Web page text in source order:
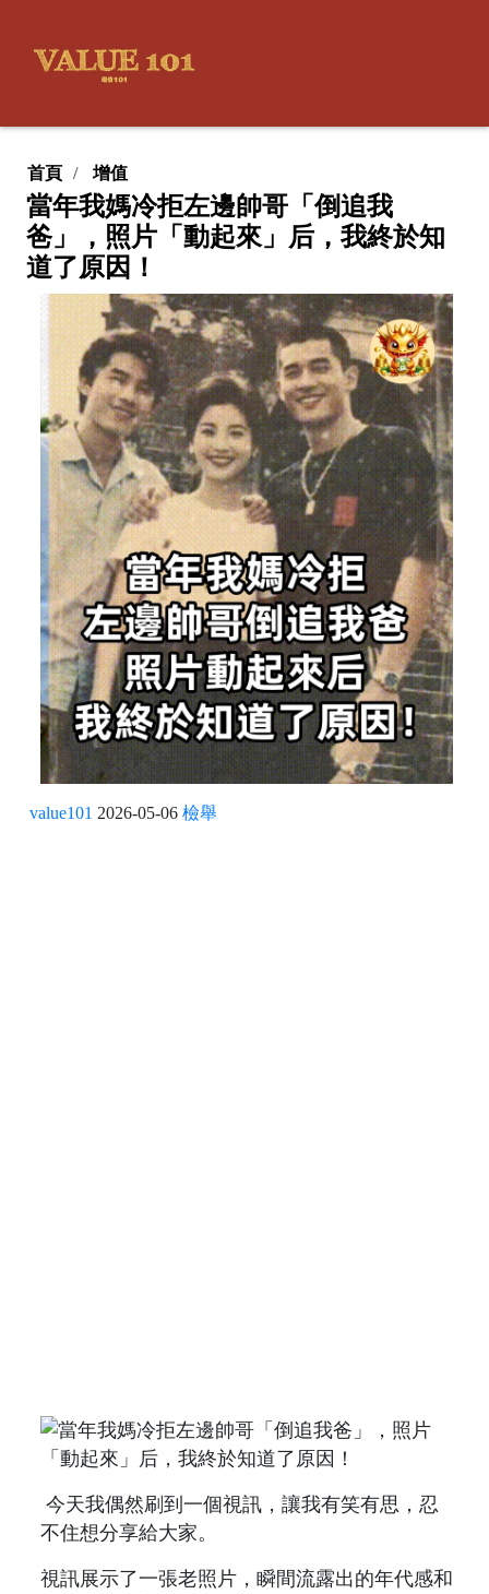
首頁 增值
當年我媽冷拒左邊帥哥「倒追我
爸」，照片「動起來」后，我終於知
道了原因！
value101 2026-05-06 檢舉
今天我偶然刷到一個視訊，讓我有笑有思，忍
不住想分享給大家。
視訊展示了一張老照片，瞬間流露出的年代感和